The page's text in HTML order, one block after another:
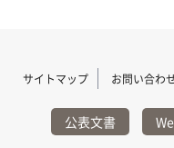
サイトマップ お問い合わ
公表文書